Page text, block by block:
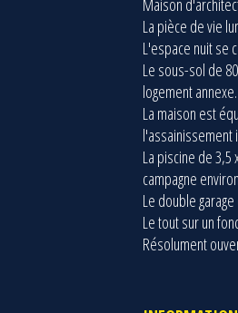
Maison
La pièce de vie
L'espace nuit se
Le sous-sol de
logement annexe.
La maison est
l'assainissement
La piscine de
campagne
Le double
Le tout sur un
Résolument